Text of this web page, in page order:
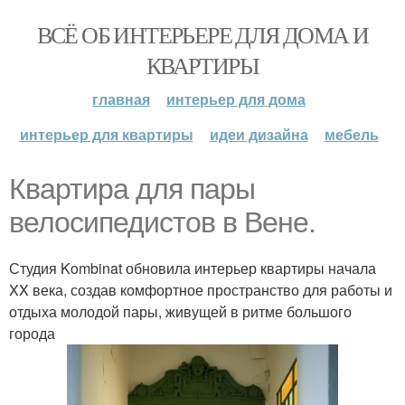
ВСЁ ОБ ИНТЕРЬЕРЕ ДЛЯ ДОМА И
КВАРТИРЫ
главная
интерьер для дома
интерьер для квартиры
идеи дизайна мебель
Квартира для пары
велосипедистов в Вене.
Студия Kombinat обновила интерьер квартиры начала
XX века, создав комфортное пространство для работы и
отдыха молодой пары, живущей в ритме большого
города